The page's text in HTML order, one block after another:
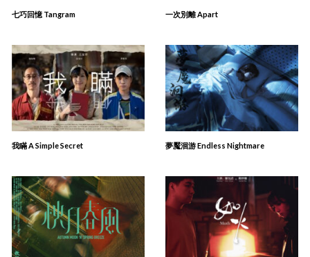
七巧回憶 Tangram 一次別離 Apart
我瞞 A Simple Secret 夢魘洄游 Endless Nightmare